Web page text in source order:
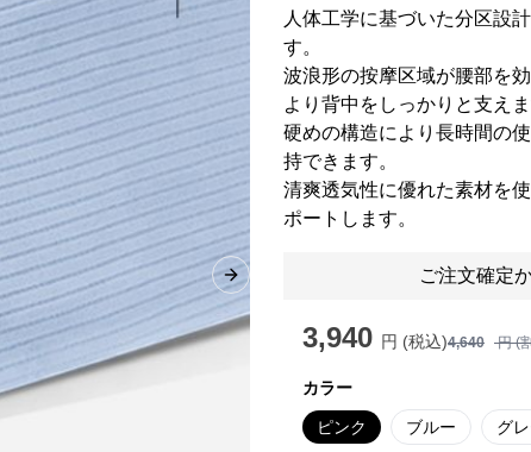
Next slide
人体工学に基づいた分区設
す。
波浪形の按摩区域が腰部を
より背中をしっかりと支えま
硬めの構造により長時間の
持できます。
清爽透気性に優れた素材を
ポートします。
ご注文確定
3,940 円 (税込)4,640 円 (
カラー
ピンク ブルー グ